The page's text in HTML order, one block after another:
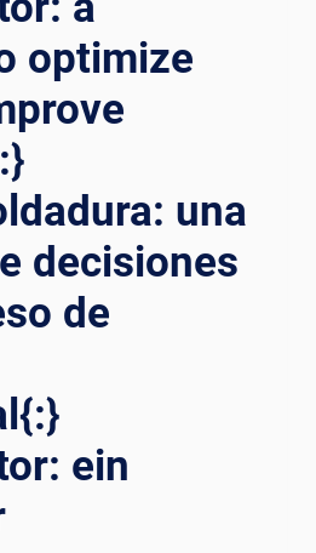
optimize
una
decisiones
de
ein